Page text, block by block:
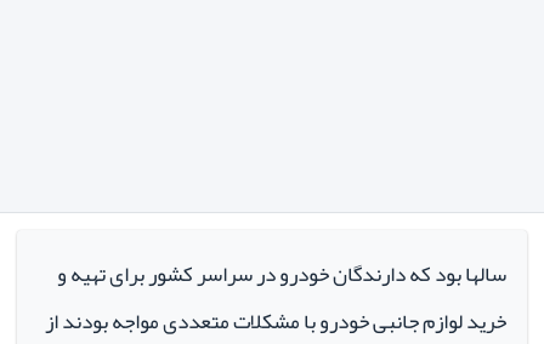
سالها بود که دارندگان خودرو در سراسر کشور برای تهیه و
خرید لوازم جانبی خودرو با مشکلات متعددی مواجه بودند از